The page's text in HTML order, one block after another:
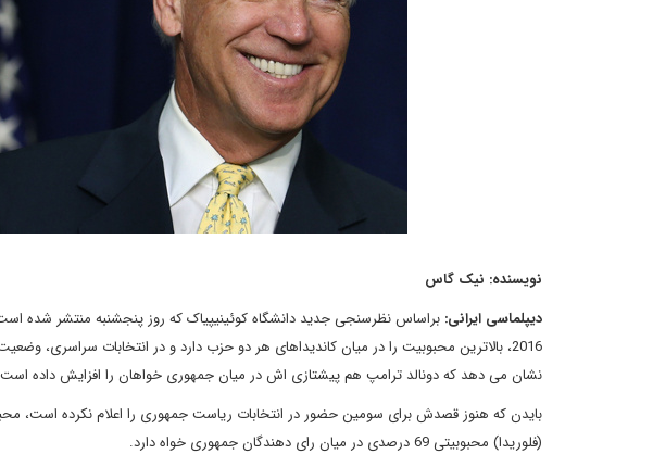
نویسنده: نیک گاس
دیپلماسی ایرانی: براساس نظرسنجی جدید دانشگاه کوئینیپیاک که روز پنجشنبه منتشر شده
2016، بالاترین محبوبیت را در میان کاندیداهای هر دو حزب دارد و در انتخابات سراسری،
نشان می دهد که دونالد ترامپ هم پیشتازی اش در میان جمهوری خواهان را افزایش داده
(فلوریدا) محبوبیتی 69 درصدی در میان رای دهندگان جمهوری خواه دارد.